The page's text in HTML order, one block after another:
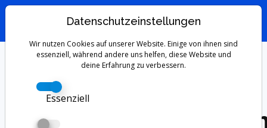
Wie meisterst du
Datenschutzeinstellungen
Wir nutzen Cookies auf unserer Website. Einige von ihnen sind
essenziell, während andere uns helfen, diese Website und
deine Erfahrung zu verbessern.
Essenziell